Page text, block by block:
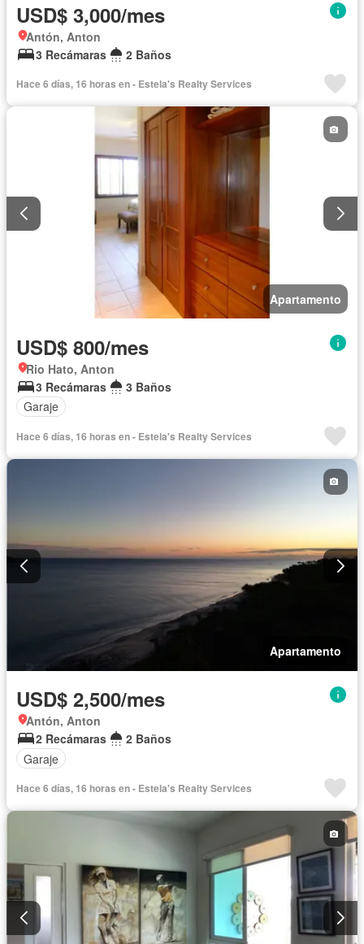
USD$ 3,000/mes
Antón, Anton
3 Recámaras
2 Baños
Hace 6 días, 16 horas en - Estela's Realty Services
Apartamento
USD$ 800/mes
Rio Hato, Anton
3 Recámaras
3 Baños
Garaje
Hace 6 días, 16 horas en - Estela's Realty Services
Apartamento
USD$ 2,500/mes
Antón, Anton
2 Recámaras
2 Baños
Garaje
Hace 6 días, 16 horas en - Estela's Realty Services